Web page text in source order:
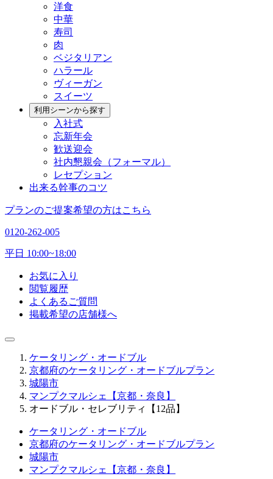
洋食
中華
寿司
肉
ベジタリアン
ハラール
ヴィーガン
スイーツ
利用シーンから探す
入社式
忘新年会
歓送迎会
社内懇親会（フォーマル）
レセプション
出来る幹事のコツ
プランのご提案希望の方はこちら
0120-262-005
平日 10:00~18:00
お気に入り
閲覧履歴
よくあるご質問
掲載希望の店舗様へ
ケータリング・オードブル
京都府のケータリング・オードブルプラン
城陽市
マンプクマルシェ【京都・奈良】
オードブル・セレブリティ【12品】
ケータリング・オードブル
京都府のケータリング・オードブルプラン
城陽市
マンプクマルシェ【京都・奈良】